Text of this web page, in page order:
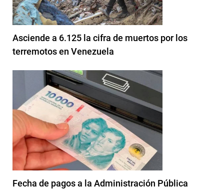
Asciende a 6.125 la cifra de muertos por los
terremotos en Venezuela
Fecha de pagos a la Administración Pública